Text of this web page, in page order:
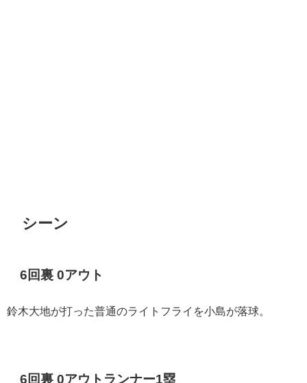
シーン
6 回裏0アウト
鈴木大地が打った普通のライトフライを小島が落球。
6 回裏0アウトランナー1塁